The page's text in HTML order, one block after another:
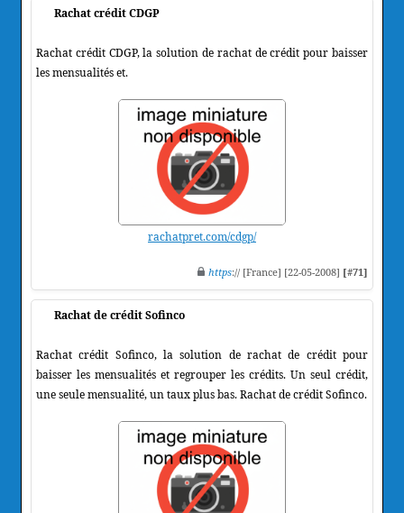
Rachat crédit CDGP
Rachat crédit CDGP, la solution de rachat de crédit pour baisser
les mensualités et.
rachatpret.com/cdgp/
https:// [France] [22-05-2008] [#71]
Rachat de crédit Sofinco
Rachat crédit Sofinco, la solution de rachat de crédit pour
baisser les mensualités et regrouper les crédits. Un seul crédit,
une seule mensualité, un taux plus bas. Rachat de crédit Sofinco.